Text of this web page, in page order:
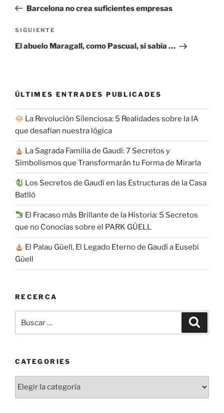
entradas
anterior:
Barcelona no crea suficientes empresas
Siguiente
entrada
SIGUIENTE
El abuelo Maragall, como Pascual, si sabía …
ÚLTIMES ENTRADES PUBLICADES
La Revolución Silenciosa: 5 Realidades sobre la IA
que desafían nuestra lógica
La Sagrada Familia de Gaudí: 7 Secretos y
Simbolismos que Transformarán tu Forma de Mirarla
Los Secretos de Gaudí en las Estructuras de la Casa
Batlló
El Fracaso más Brillante de la Historia: 5 Secretos
que no Conocías sobre el PARK GÜELL
El Palau Güell, El Legado Eterno de Gaudí a Eusebi
Güell
RECERCA
por:
CATEGORIES